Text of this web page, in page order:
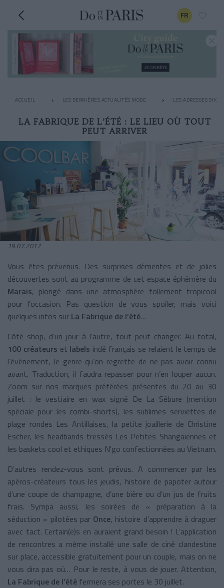
FR
ACCUEIL LES DERNIÈRES ACTUALITÉS MODE LES ADRESSES
LA FABRIQUE DE L’ÉTÉ : LE LIEU OÙ TOUT
PEUT ARRIVER
19.07.2017
Vous êtes prévenus. Des surprises démentes et de jolies
découvertes sont au programme de cet espace éphémère du
Marais, plongé dans une atmosphère follement tropicool
pour l’occasion. Pas question de vous spoiler, mais voici
quelques infos sur La Fabrique de l’été…
Côté shop, d’un jour à l’autre, tout peut changer. Au total,
100 créateurs et labels indé français se relaient le temps de
l’événement, le genre qu’on regrette de ne pas avoir connu
avant. Traduction, il faudra repasser pour n’en louper aucun.
Zoom sur nos marques préférées présentes du 20 au 30
juillet : le vestiaire en wax signé De La Sébure (mention
spéciale pour les combi-shorts), les sublimes serviettes de
plage rondes Les Antillaises, la petite joaillerie de Christine
Escher, les headbands tressés Les Petites Shangaiennes et
les baskets cool et ethiques N'go confectionnées au Vietnam.
D’autres rendez-vous sont prévus. A commencer par les
apéros-créateurs tous les jeudis, histoire de papoter autour
d’une coupe de champagne, d’une bière ou d’un jus de fruits
frais. Sympa aussi, les soirées de « préparation à la
séduction » pilotées par Once, histoire d’apprendre à draguer
avec tact. Certain(e)s en auraient grand besoin ! L’application
de rencontres a même installé une salle de ciné clandestine
sur place, accessible gratuitement pour un couple, mais on ne
vous dira pas où… Pour le reste, à vous de jouer. Attention,
La Fabrique de l’été fermera ses portes le 30 juillet.